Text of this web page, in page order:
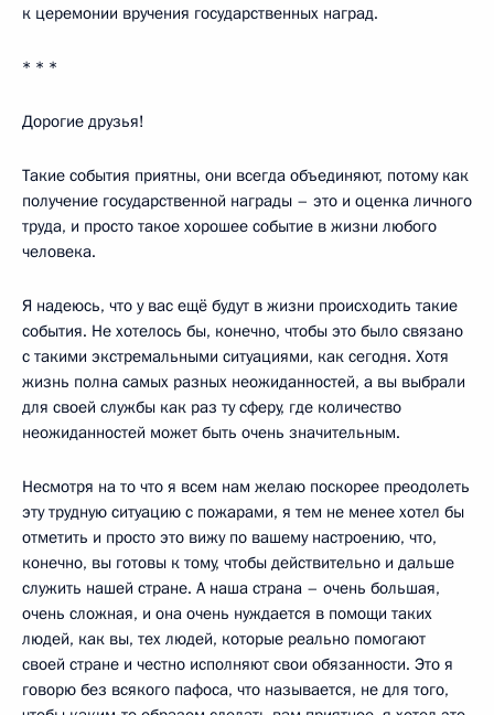
к церемонии вручения государственных наград.
* * *
Дорогие друзья!
Такие события приятны, они всегда объединяют, потому как
получение государственной награды – это и оценка личного
труда, и просто такое хорошее событие в жизни любого
человека.
Я надеюсь, что у вас ещё будут в жизни происходить такие
события. Не хотелось бы, конечно, чтобы это было связано
с такими экстремальными ситуациями, как сегодня. Хотя
жизнь полна самых разных неожиданностей, а вы выбрали
для своей службы как раз ту сферу, где количество
неожиданностей может быть очень значительным.
Несмотря на то что я всем нам желаю поскорее преодолеть
эту трудную ситуацию с пожарами, я тем не менее хотел бы
отметить и просто это вижу по вашему настроению, что,
конечно, вы готовы к тому, чтобы действительно и дальше
служить нашей стране. А наша страна – очень большая,
очень сложная, и она очень нуждается в помощи таких
людей, как вы, тех людей, которые реально помогают
своей стране и честно исполняют свои обязанности. Это я
говорю без всякого пафоса, что называется, не для того,